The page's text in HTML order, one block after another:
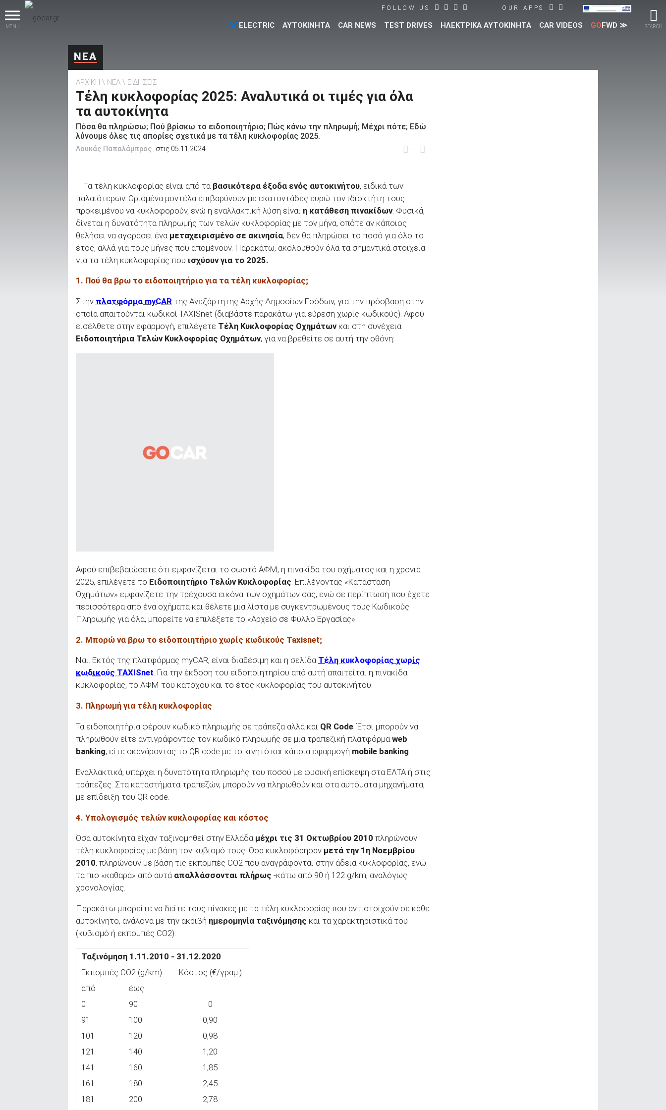
MENU SEARCH
FOLLOW US OUR APPS
GOELECTRIC ΑΥΤΟΚΙΝΗΤΑ CAR NEWS TEST DRIVES ΗΛΕΚΤΡΙΚΑ ΑΥΤΟΚΙΝΗΤΑ CAR VIDEOS GOFWD ≫
Βρες τα πάντα για το αυτοκίνητο!
βρες το!
ΑΝΑΖΗΤΗΣΗ
ΝΕΑ
ΑΡΧΙΚΗ ΝΕΑ ΕΙΔΗΣΕΙΣ
Τέλη κυκλοφορίας 2025: Αναλυτικά οι τιμές για όλα
τα αυτοκίνητα
Πόσα θα πληρώσω; Πού βρίσκω το ειδοποιητήριο; Πώς κάνω την πληρωμή; Μέχρι πότε; Εδώ
λύνουμε όλες τις απορίες σχετικά με τα τέλη κυκλοφορίας 2025.
- -
Λουκάς Παπαλάμπρος στις 05.11.2024
Τα τέλη κυκλοφορίας είναι από τα βασικότερα έξοδα ενός αυτοκινήτου, ειδικά των
παλαιότερων. Ορισμένα μοντέλα επιβαρύνουν με εκατοντάδες ευρώ τον ιδιοκτήτη τους
προκειμένου να κυκλοφορούν, ενώ η εναλλακτική λύση είναι η κατάθεση πινακίδων. Φυσικά,
δίνεται η δυνατότητα πληρωμής των τελών κυκλοφορίας με τον μήνα, οπότε αν κάποιος
θελήσει να αγοράσει ένα μεταχειρισμένο σε ακινησία, δεν θα πληρώσει το ποσό για όλο το
έτος, αλλά για τους μήνες που απομένουν. Παρακάτω, ακολουθούν όλα τα σημαντικά στοιχεία
για τα τέλη κυκλοφορίας που ισχύουν για το 2025.
1. Πού θα βρω το ειδοποιητήριο για τα τέλη κυκλοφορίας;
Στην πλατφόρμα myCAR της Ανεξάρτητης Αρχής Δημοσίων Εσόδων, για την πρόσβαση στην
οποία απαιτούνται κωδικοί TAXISnet (διαβάστε παρακάτω για εύρεση χωρίς κωδικούς). Αφού
εισέλθετε στην εφαρμογή, επιλέγετε Τέλη Κυκλοφορίας Οχημάτωνκαι στη συνέχεια
Ειδοποιητήρια Τελών Κυκλοφορίας Οχημάτων, για να βρεθείτε σε αυτή την οθόνη:
Αφού επιβεβαιώσετε ότι εμφανίζεται το σωστό ΑΦΜ, η πινακίδα του οχήματος και η χρονιά
2025, επιλέγετε το Ειδοποιητήριο Τελών Κυκλοφορίας . Επιλέγοντας «Κατάσταση
Οχημάτων» εμφανίζετε την τρέχουσα εικόνα των οχημάτων σας, ενώ σε περίπτωση που έχετε
περισσότερα από ένα οχήματα και θέλετε μια λίστα με συγκεντρωμένους τους Κωδικούς
Πληρωμής για όλα, μπορείτε να επιλέξετε το «Αρχείο σε Φύλλο Εργασίας».
2. Μπορώ να βρω το ειδοποιητήριο χωρίς κωδικούς Taxisnet;
Ναι. Εκτός της πλατφόρμας myCAR, είναι διαθέσιμη και η σελίδα Τέλη κυκλοφορίας χωρίς
κωδικούς TAXISnet. Για την έκδοση του ειδοποιητηρίου από αυτή απαιτείται η πινακίδα
κυκλοφορίας, το ΑΦΜ του κατόχου και το έτος κυκλοφορίας του αυτοκινήτου.
3. Πληρωμή για τέλη κυκλοφορίας
Τα ειδοποιητήρια φέρουν κωδικό πληρωμής σε τράπεζα αλλά και QR Code. Έτσι μπορούν να
πληρωθούν είτε αντιγράφοντας τον κωδικό πληρωμής σε μια τραπεζική πλατφόρμαweb
banking, είτε σκανάροντας το QR code με το κινητό και κάποια εφαρμογή mobile banking.
Εναλλακτικά, υπάρχει η δυνατότητα πληρωμής του ποσού με φυσική επίσκεψη στα ΕΛΤΑ ή στις
τράπεζες. Στα καταστήματα τραπεζών, μπορούν να πληρωθούν και στα αυτόματα μηχανήματα,
με επίδειξη του QR code.
4. Υπολογισμός τελών κυκλοφορίας και κόστος
Όσα αυτοκίνητα είχαν ταξινομηθεί στην Ελλάδα μέχρι τις 31 Οκτωβρίου 2010 πληρώνουν
τέλη κυκλοφορίας με βάση τον κυβισμό τους. Όσα κυκλοφόρησαν μετά την 1η Νοεμβρίου
2010, πληρώνουν με βάση τις εκπομπές CO2 που αναγράφονται στην άδεια κυκλοφορίας, ενώ
τα πιο «καθαρά» από αυτά απαλλάσσονται πλήρως -κάτω από 90 ή 122 g/km, αναλόγως
χρονολογίας.
Παρακάτω μπορείτε να δείτε τους πίνακες με τα τέλη κυκλοφορίας που αντιστοιχούν σε κάθε
αυτοκίνητο, ανάλογα με την ακριβή ημερομηνία ταξινόμησης και τα χαρακτηριστικά του
(κυβισμό ή εκπομπές CO2):
Ταξινόμηση 1.11.2010 - 31.12.2020
Εκπομπές CO2 (g/km)
Κόστος (€/γραμ.)
από
έως
0
90
0
91
100
0,90
101
120
0,98
121
140
1,20
141
160
1,85
161
180
2,45
181
200
2,78